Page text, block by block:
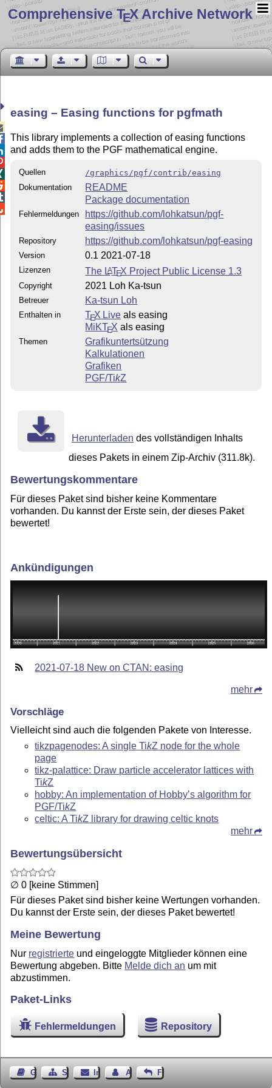
Comprehensive TEX Archive Network
easing – Easing functions for pgfmath
This library implements a collection of easing functions
and adds them to the PGF mathematical engine.
Quellen
/graphics/pgf/contrib/easing
Dokumentation
README
Package documentation
Fehlermeldungen
https://github.com/lohkatsun/pgf-
easing/issues
Repository https://github.com/lohkatsun/pgf-easing
Version 0.1 2021-07-18
Lizenzen The LATEX Project Public License 1.3
Copyright 2021 Loh Ka-tsun
Betreuer Ka-tsun Loh
Enthalten in TEX Live als easing
MiKTEX als easing
Themen
Grafikuntertsützung
Kalkulationen
Grafiken
PGF/TikZ
Herunterladen des vollständigen Inhalts
dieses Pakets in einem Zip-Archiv (311.8k).
Bewertungskommentare
Für dieses Paket sind bisher keine Kommentare
vorhanden. Du kannst der Erste sein, der dieses Paket
bewertet!
Ankündigungen
2021-07-18 New on CTAN: easing
mehr
Vorschläge
Vielleicht sind auch die folgenden Pakete von Interesse.
tikzpagenodes: A singleTikZ node for the whole
page
tikz-palattice: Draw particle accelerator lattices with
TikZ
hobby: An implementation of Hobby’s algorithm for
PGF/TikZ
celtic: ATikZ library for drawing celtic knots
mehr
Bewertungsübersicht
∅ 0 [keine Stimmen]
Für dieses Paket sind bisher keine Wertungen vorhanden.
Du kannst der Erste sein, der dieses Paket bewertet!
Meine Bewertung
Nur registrierte und eingeloggte Mitglieder können eine
Bewertung abgeben. Bitte Melde dich an um mit
abzustimmen.
Paket-Links
Fehlermeldungen Repository
GästebuchSeiten-Struktur
ImpressumAutor kontaktieren
Feedback